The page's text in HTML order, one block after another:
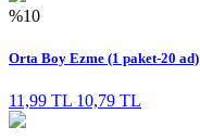
%10
Orta Boy Ezme (1 paket-20 ad)
11,99 TL 10,79 TL